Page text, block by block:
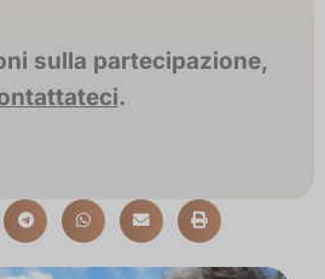
sulla partecipazione,
.